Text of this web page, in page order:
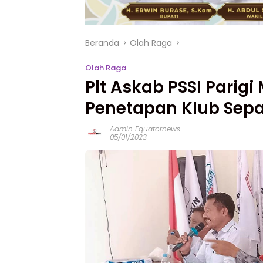
Beranda Olah Raga
Olah Raga
Plt Askab PSSI
Penetapan Klub
Admin Equatornews
05/01/2023